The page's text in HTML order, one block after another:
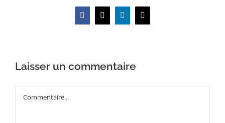
Facebook
X LinkedInEmail
Laisser un commentaire
Commentaire